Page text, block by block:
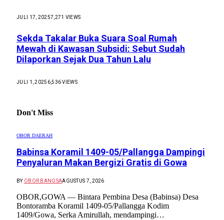
JULI 17, 20257,271 VIEWS
Sekda Takalar Buka Suara Soal Rumah
Mewah di Kawasan Subsidi: Sebut Sudah
Dilaporkan Sejak Dua Tahun Lalu
JULI 1, 2025 6,536VIEWS
Don't Miss
OBOR DAERAH
Babinsa Koramil 1409-05/Pallangga Dampingi
Penyaluran Makan Bergizi Gratis di Gowa
BY OBOR BANGSAAGUSTUS 7, 2026
OBOR,GOWA — Bintara Pembina Desa (Babinsa) Desa
Bontoramba Koramil 1409-05/Pallangga Kodim
1409/Gowa, Serka Amirullah, mendampingi…